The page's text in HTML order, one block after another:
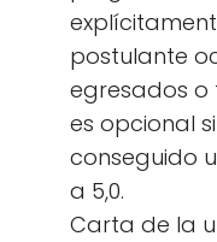
postulante
egresados o
es opcional
conseguido
a 5,0.
Carta de la